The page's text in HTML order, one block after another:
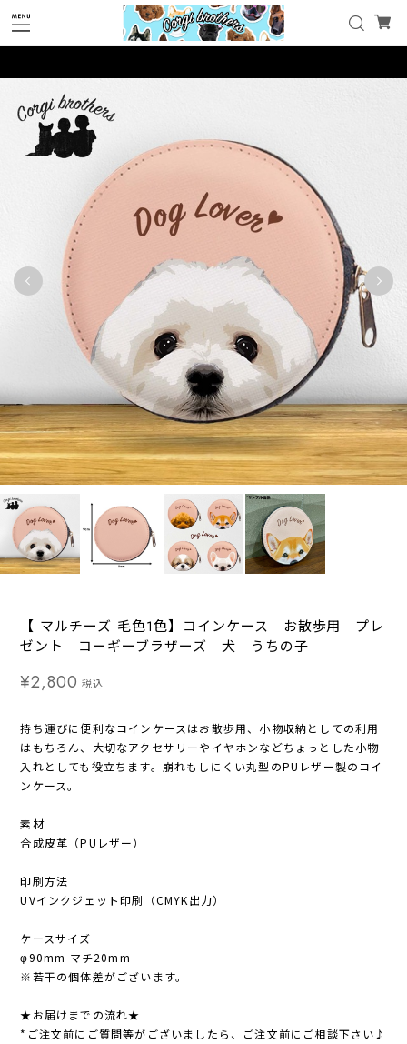
【 マルチーズ 毛色1色】コインケース お散歩用 プレ
ゼント コーギーブラザーズ 犬 うちの子
¥2,800 税込
持ち運びに便利なコインケースはお散歩用、小物収納としての利用
はもちろん、大切なアクセサリーやイヤホンなどちょっとした小物
入れとしても役立ちます。崩れもしにくい丸型のPUレザー製のコイ
ンケース。
素材
合成皮革（PUレザー）
印刷方法
UVインクジェット印刷（CMYK出力）
ケースサイズ
φ90mm マチ20mm
※若干の個体差がございます。
★お届けまでの流れ★
*ご注文前にご質問等がございましたら、ご注文前にご相談下さい♪